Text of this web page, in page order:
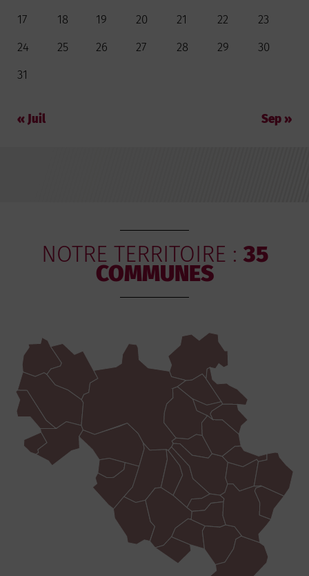
17
18 19 20 21 22
23
24
25 26 27 28 29
30
31
« Juil Sep »
NOTRE TERRITOIRE : 35
COMMUNES